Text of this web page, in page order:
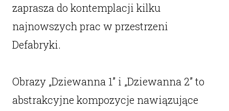
zaprasza do kontemplacji kilku
najnowszych prac w przestrzeni
Defabryki.
Obrazy „Dziewanna 1” i „Dziewanna 2” to
abstrakcyjne kompozycje nawiązujące